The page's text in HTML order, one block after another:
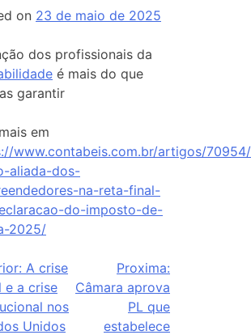
on 23 de maio de 2025
dos profissionais da
é mais do que
garantir
em
www.contabeis.com.br/artigos/
aliada-dos-
na-reta-final-
do-imposto-de-
2025/
A crise
e a crise
nos
Unidos
Proxima:
Câmara aprova
PL que
estabelece